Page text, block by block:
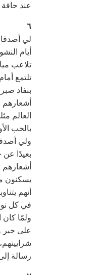
عند
٦
لي
أيام
تلاعب
تلتمع
بنفاد
أشعارهم
العالم
بالحب
ولي
بعيدًا عن
يسكنون
أنهم
في كل
ولمّا
على حبر
رسالة